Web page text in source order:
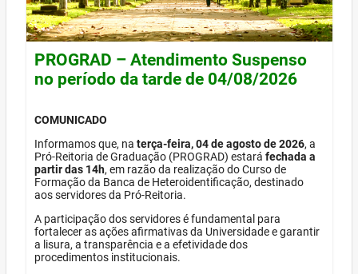
PROGRAD – Atendimento Suspenso
no período da tarde de 04/08/2026
COMUNICADO
Informamos que, na terça-feira, 04 de agosto de 2026, a
Pró-Reitoria de Graduação (PROGRAD) estará fechada a
partir das 14h, em razão da realização do Curso de
Formação da Banca de Heteroidentificação, destinado
aos servidores da Pró-Reitoria.
A participação dos servidores é fundamental para
fortalecer as ações afirmativas da Universidade e garantir
a lisura, a transparência e a efetividade dos
procedimentos institucionais.